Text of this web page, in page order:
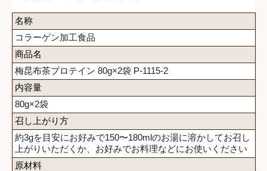
名称
コラーゲン加工食品
商品名
梅昆布茶プロテイン 80g×2袋 P-1115-2
内容量
80g×2袋
召し上がり方
約3gを目安にお好みで150〜180mlのお湯に溶かしてお召し
上がりいただくか、お好みでお料理などにお使いください
原材料